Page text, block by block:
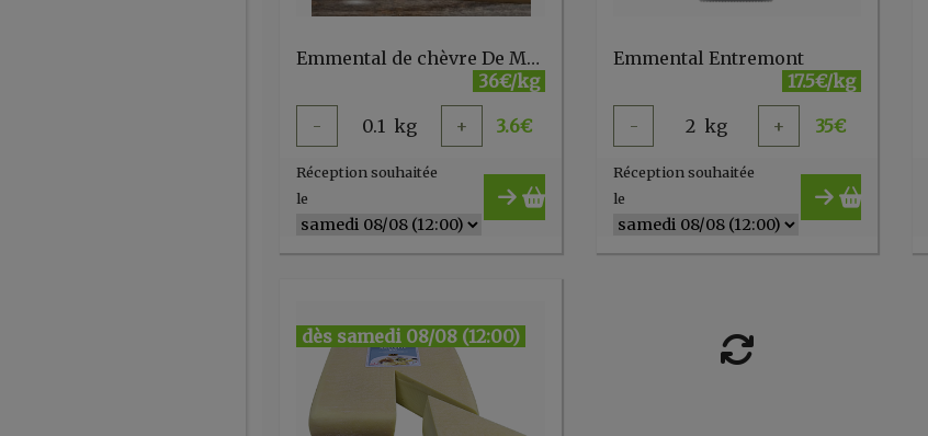
Emmental de chèvre De Mekkerstee
36€/kg
- 0.1 kg + 3.6€
Réception souhaitée
le
Emmental Entremont
17.5€/kg
- 2 kg + 35€
Réception souhaitée
le
dès samedi 08/08 (12:00)